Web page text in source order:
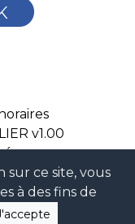
ce site, vous
à des fins de
v1.00